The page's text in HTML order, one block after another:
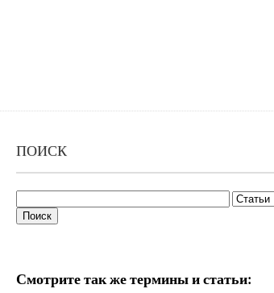
ПОИСК
Смотрите так же термины и статьи: